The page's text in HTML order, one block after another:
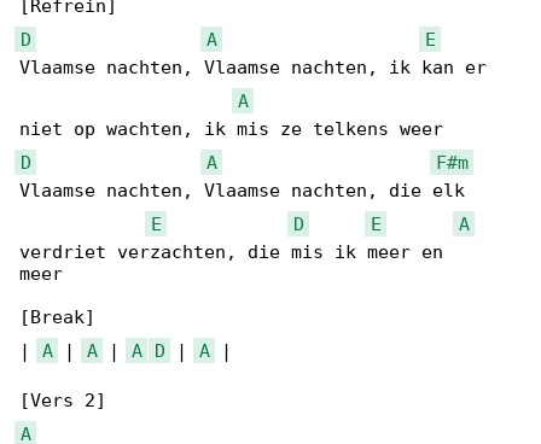
D
A
E
Vlaamse nachten, Vlaamse nachten, ik kan er
A
D
A
F#m
Vlaamse nachten, Vlaamse nachten, die elk
E
D E
A
verdriet verzachten, die mis ik meer en
meer
[Break]
| A | A | A D | A |
A